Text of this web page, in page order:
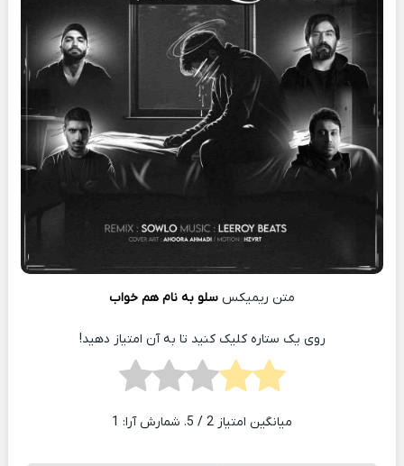
متن ریمیکس سلو به نام هم خواب
روی یک ستاره کلیک کنید تا به آن امتیاز دهید!
میانگین امتیاز 2 / 5. شمارش آرا: 1